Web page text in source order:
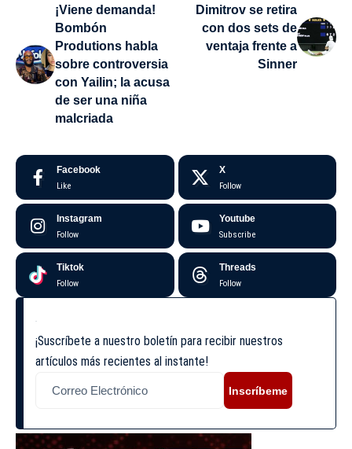
¡Viene demanda!
Bombón
Produtions habla
sobre controversia
con Yailin; la acusa
de ser una niña
malcriada
Dimitrov se retira
con dos sets de
ventaja frente a
Sinner
Facebook
Like
X
Follow
Instagram
Follow
Youtube
Subscribe
Tiktok
Follow
Threads
Follow
¡Suscríbete a nuestro boletín para recibir nuestros
artículos más recientes al instante!
Inscríbeme